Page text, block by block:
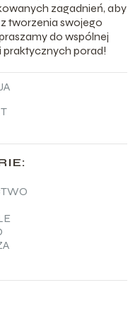
zagadnień, aby
tworzenia swojego
do wspólnej
praktycznych porad!